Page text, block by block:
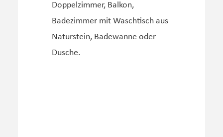
Doppelzimmer, Balkon,
Badezimmer mit Waschtisch aus
Naturstein, Badewanne oder
Dusche.